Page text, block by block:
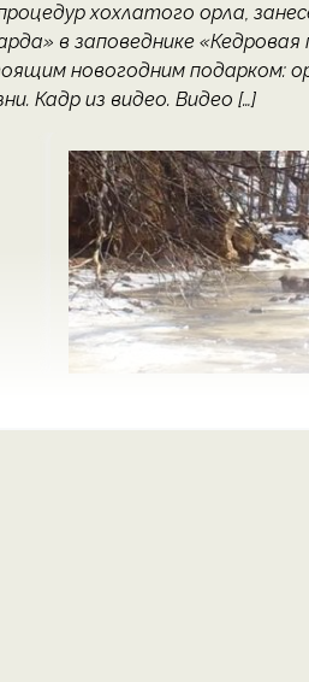
хохлатого орла,
в заповеднике
новогодним подарком:
Кадр из видео. Видео […]